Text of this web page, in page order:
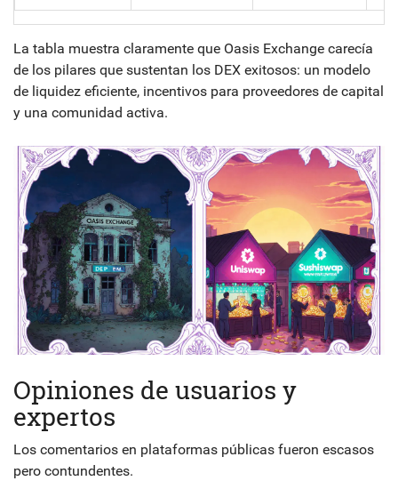
La tabla muestra claramente que Oasis Exchange carecía
de los pilares que sustentan los DEX exitosos: un modelo
de liquidez eficiente, incentivos para proveedores de capital
y una comunidad activa.
Opiniones de usuarios y
expertos
Los comentarios en plataformas públicas fueron escasos
pero contundentes.